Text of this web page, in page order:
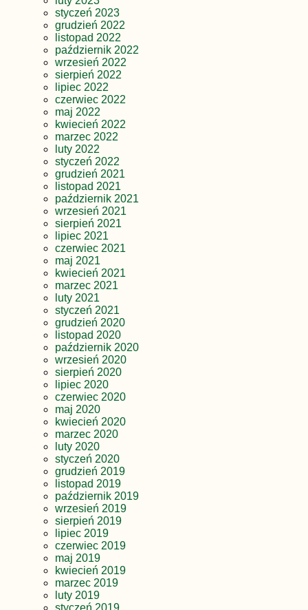
styczeń 2023
grudzień 2022
listopad 2022
październik 2022
wrzesień 2022
sierpień 2022
lipiec 2022
czerwiec 2022
maj 2022
kwiecień 2022
marzec 2022
luty 2022
styczeń 2022
grudzień 2021
listopad 2021
październik 2021
wrzesień 2021
sierpień 2021
lipiec 2021
czerwiec 2021
maj 2021
kwiecień 2021
marzec 2021
luty 2021
styczeń 2021
grudzień 2020
listopad 2020
październik 2020
wrzesień 2020
sierpień 2020
lipiec 2020
czerwiec 2020
maj 2020
kwiecień 2020
marzec 2020
luty 2020
styczeń 2020
grudzień 2019
listopad 2019
październik 2019
wrzesień 2019
sierpień 2019
lipiec 2019
czerwiec 2019
maj 2019
kwiecień 2019
marzec 2019
luty 2019